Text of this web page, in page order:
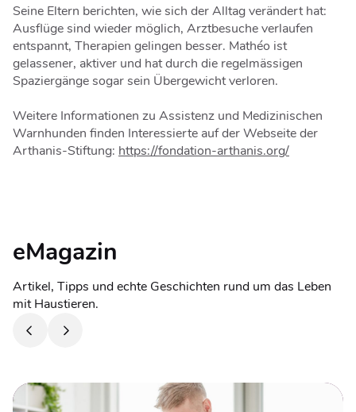
Seine Eltern berichten, wie sich der Alltag verändert hat:
Ausflüge sind wieder möglich, Arztbesuche verlaufen
entspannt, Therapien gelingen besser. Mathéo ist
gelassener, aktiver und hat durch die regelmässigen
Spaziergänge sogar sein Übergewicht verloren.
Weitere Informationen zu Assistenz und Medizinischen
Warnhunden finden Interessierte auf der Webseite der
Arthanis-Stiftung: https://fondation-arthanis.org/
eMagazin
Artikel, Tipps und echte Geschichten rund um das Leben
mit Haustieren.